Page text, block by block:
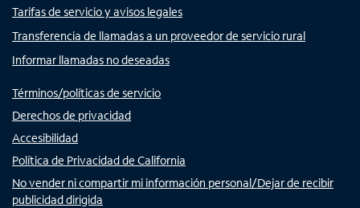
Tarifas de servicio y avisos legales
Transferencia de llamadas a un proveedor de servicio rural
Informar llamadas no deseadas
Términos/políticas de servicio
Derechos de privacidad
Accesibilidad
Política de Privacidad de California
No vender ni compartir mi información personal/Dejar de recibir
publicidad dirigida